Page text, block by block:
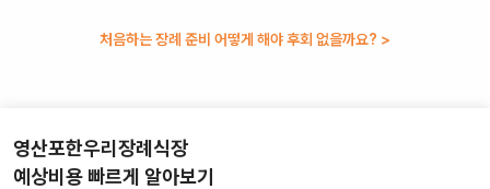
처음하는 장례 준비 어떻게 해야 후회 없을까요? >
영산포한우리장례식장
예상비용 빠르게 알아보기